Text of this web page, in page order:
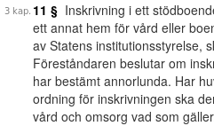
11 § Inskrivning i ett
ett annat hem för vård eller
av Statens institutionsstyrelse,
Föreståndaren beslutar om
har bestämt annorlunda. Har
ordning för inskrivningen ska
vård och omsorg vad som